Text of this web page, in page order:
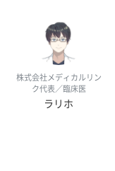
株式会社メディカルリン
ク代表／臨床医
ラリホ